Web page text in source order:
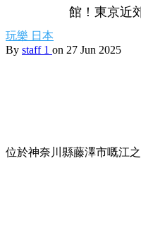
館！東京近
玩樂 日本
By staff 1 on 27 Jun 2025
位於神奈川縣藤澤市嘅江